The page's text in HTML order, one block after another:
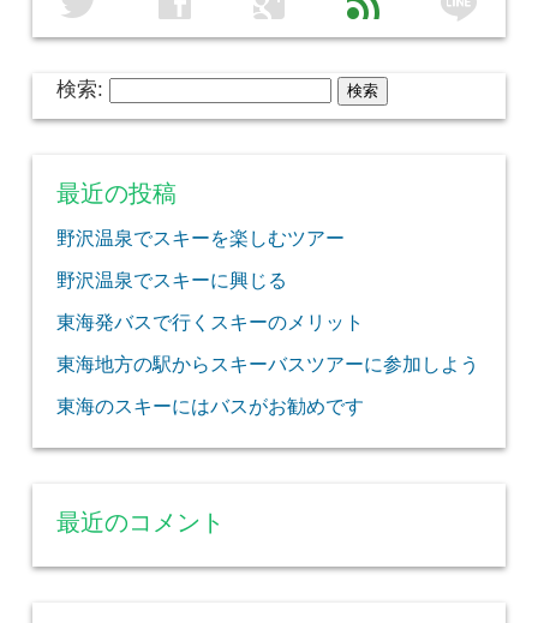
検索:
最近の投稿
野沢温泉でスキーを楽しむツアー
野沢温泉でスキーに興じる
東海発バスで行くスキーのメリット
東海地方の駅からスキーバスツアーに参加しよう
東海のスキーにはバスがお勧めです
最近のコメント